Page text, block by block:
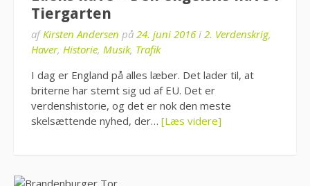
Tiergarten
afKirsten Andersen på 24. juni 2016 i 2. Verdenskrig,
Haver, Historie, Musik, Trafik
I dag er England på alles læber. Det lader til, at
briterne har stemt sig ud af EU. Det er
verdenshistorie, og det er nok den meste
skelsættende nyhed, der… [Læs videre]